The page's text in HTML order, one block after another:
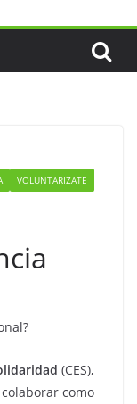
VOLUNTARIZATE
(CES),
como